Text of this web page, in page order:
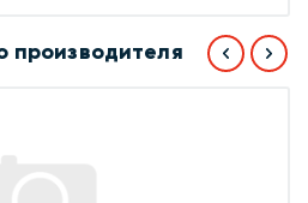
производителя